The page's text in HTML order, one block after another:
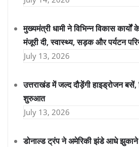
मुख्यमंत्री धामी ने विभिन्न विकास
मंजूरी दी, स्वास्थ्य, सड़क और पर्यटन
July 13, 2026
उत्तराखंड में जल्द दौड़ेंगी हाइड्रोजन बसें,
शुरुआत
July 13, 2026
डोनाल्ड ट्रंप ने अमेरिकी झंडे आधे